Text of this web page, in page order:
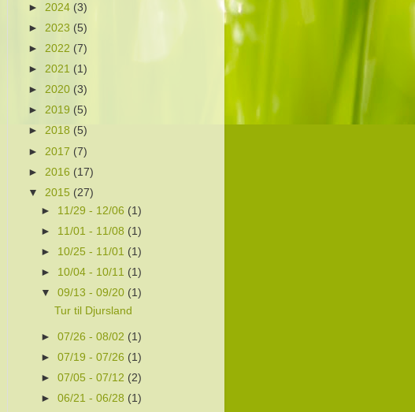
► 2024 (3)
► 2023 (5)
► 2022 (7)
► 2021 (1)
► 2020 (3)
► 2019 (5)
► 2018 (5)
► 2017 (7)
► 2016 (17)
▼ 2015 (27)
► 11/29 - 12/06 (1)
► 11/01 - 11/08 (1)
► 10/25 - 11/01 (1)
► 10/04 - 10/11 (1)
▼09/13 - 09/20 (1)
Tur til Djursland
►07/26 - 08/02 (1)
►07/19 - 07/26 (1)
►07/05 - 07/12 (2)
►06/21 - 06/28 (1)